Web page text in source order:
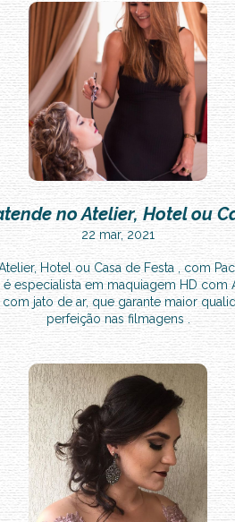
no Atelier, Hotel ou
22 mar, 2021
Hotel ou Casa de Festa , com
é especialista em maquiagem HD com
jato de ar, que garante maior
perfeição nas filmagens .